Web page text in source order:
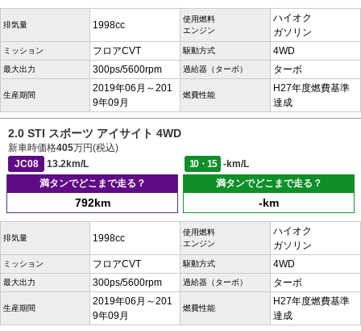
排気量 1998cc
使用燃料
エンジン
ハイオク
ガソリン
ミッション フロアCVT 駆動方式 4WD
最大出力 300ps/5600rpm 過給器（ターボ） ターボ
生産期間
2019年06月～201
9年09月
燃費性能
H27年度燃費基準
達成
2.0 STI スポーツ アイサイト 4WD
新車時価格405万円(税込)
JC08
13.2km/L 10・15
-km/L
満タンでどこまで走る？
792km
満タンでどこまで走る？
-km
排気量 1998cc
使用燃料
エンジン
ハイオク
ガソリン
ミッション フロアCVT 駆動方式 4WD
最大出力 300ps/5600rpm 過給器（ターボ） ターボ
生産期間
2019年06月～201
9年09月
燃費性能
H27年度燃費基準
達成